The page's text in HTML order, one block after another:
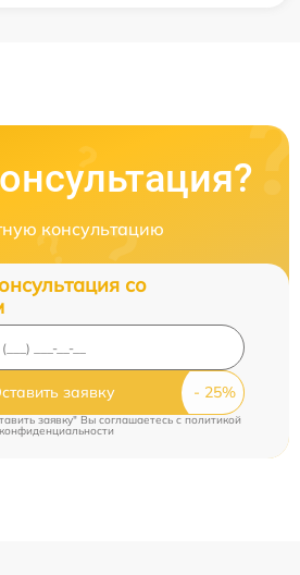
консультацию
со
заявку
заявку" Вы соглашаетесь cполитикой
конфиденциальности